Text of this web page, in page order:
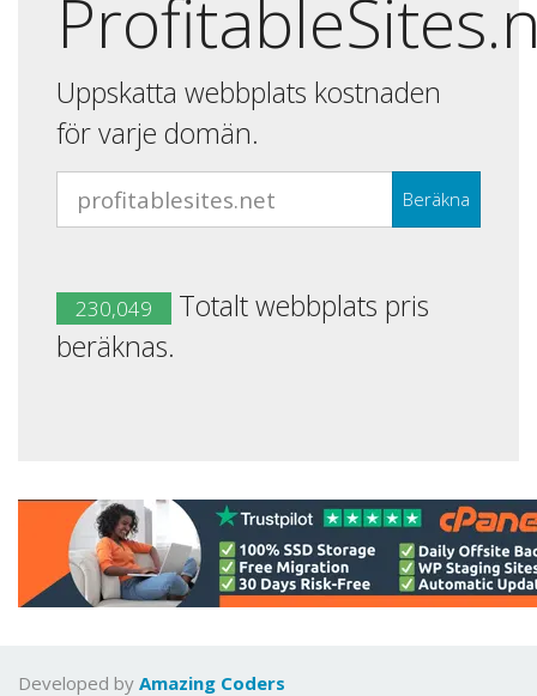
Uppskatta webbplats kostnaden
för varje domän.
Beräkna
230,049
Totalt webbplats pris
beräknas.
Developed by Amazing Coders